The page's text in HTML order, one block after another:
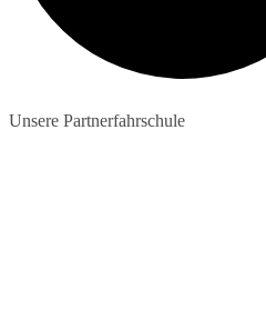
Unsere Partnerfahrschule